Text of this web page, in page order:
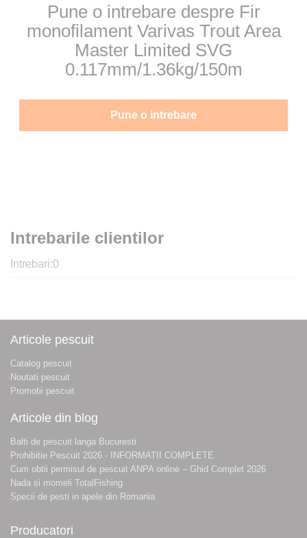
Intrebarile clientilor
Intrebari:0
Pune o intrebare despre Fir
monofilament Varivas Trout Area
Master Limited SVG
0.117mm/1.36kg/150m
Pune o intrebare
Articole pescuit
Catalog pescuit
Noutati pescuit
Promotii pescuit
Articole din blog
Balti de pescuit langa Bucuresti
Prohibitie Pescuit 2026 - INFORMATII COMPLETE
Cum obtii permisul de pescuit ANPA online – Ghid Complet 2026
Nada si momeli TotalFishing
Specii de pesti in apele din Romania
Producatori